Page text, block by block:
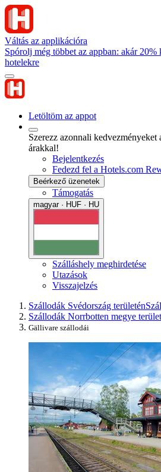
Váltás az applikációra
Spórolj még többet az appban: akár
hotelekre
Letöltöm az appot
Szerezz azonnali kedvezményeket
árakkal!
Bejelentkezés
Fedezd fel a Hotels.com
Beérkező üzenetek
Támogatás
magyar · HUF · HU
Szálláshely meghirdetése
Utazások
Visszajelzés
Szállodák Svédország területén
Szállodák Norrbotten megye
Gällivare szállodái